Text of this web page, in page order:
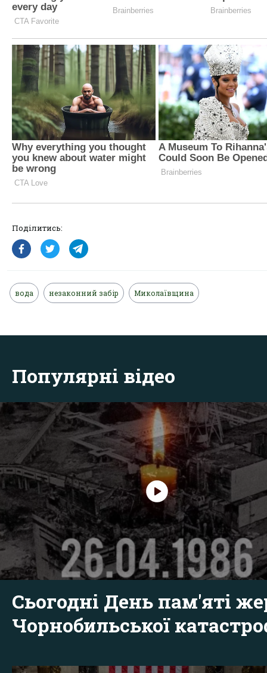
Поділитись:
вода незаконний забір Миколаївщина
Популярні відео
Сьогодні День пам'яті
Чорнобильської